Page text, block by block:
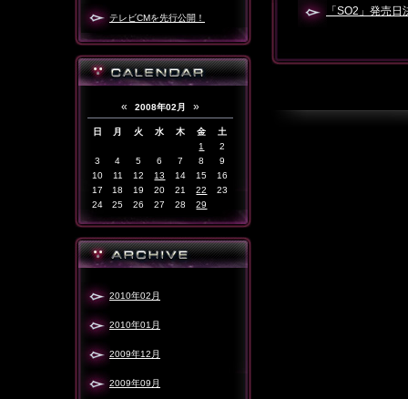
テレビCMを先行公開！
« 2008年02月 »
日 月 火 水 木 金
土
1
2
3
4 5 6 7 8
9
10
11 12 13 14 15
16
17
18 19 20 21 22
23
24
25 26 27 28 29
2010年02月
2010年01月
2009年12月
2009年09月
「SO2」発売